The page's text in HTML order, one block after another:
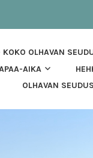
KOKO OLHAVAN
AIKA
OLHAVAN